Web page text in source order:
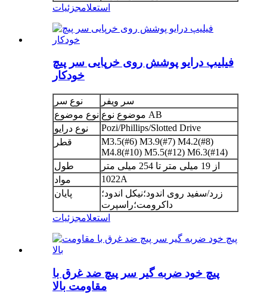
استعلامجزئیات
فیلیپ درایو پوشش روی خرپایی سر پیچ
خودکار
نوع سر
سر ویفر
نوع موضوع
موضوع نوع AB
نوع درایو
Pozi/Phillips/Slotted Drive
قطر
M3.5(#6) M3.9(#7) M4.2(#8)
M4.8(#10) M5.5(#12) M6.3(#14)
طول
از 19 میلی متر تا 254 میلی متر
مواد
1022A
پایان
زرد/سفید روی اندود؛نیکل اندود؛
داکرومت؛راسپرت
استعلامجزئیات
پیچ خود ضربه گیر سر پیچ ضد غرق با
مقاومت بالا